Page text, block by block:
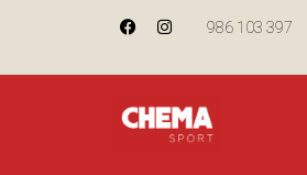
986 103 397